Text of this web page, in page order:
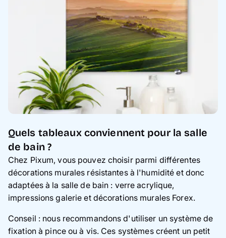
Quels tableaux conviennent pour la salle
de bain ?
Chez Pixum, vous pouvez choisir parmi différentes
décorations murales résistantes à l'humidité et donc
adaptées à la salle de bain : verre acrylique,
impressions galerie et décorations murales Forex.
Conseil : nous recommandons d'utiliser un système de
fixation à pince ou à vis. Ces systèmes créent un petit